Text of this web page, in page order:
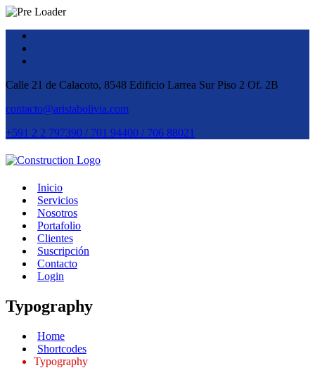
Calle 21 de Calacoto, 8548 Edificio Larrea Sur Piso 2 Of. 2B
contacto@aristabolivia.com
+591 2 2 797390 / 701 94400 / 706 88021
Inicio
Servicios
Nosotros
Portafolio
Clientes
Suscripción
Contacto
Login
Typography
Home
Shortcodes
Typography